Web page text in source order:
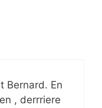
Bernard. En
, derrriere